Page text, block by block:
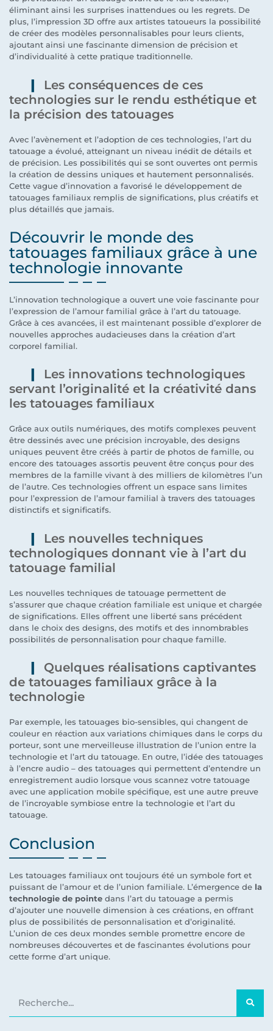
éliminant ainsi les surprises inattendues ou les regrets. De
plus, l’impression 3D offre aux artistes tatoueurs la possibilité
de créer des modèles personnalisables pour leurs clients,
ajoutant ainsi une fascinante dimension de précision et
d’individualité à cette pratique traditionnelle.
Les conséquences de ces
technologies sur le rendu esthétique et
la précision des tatouages
Avec l’avènement et l’adoption de ces technologies, l’art du
tatouage a évolué, atteignant un niveau inédit de détails et
de précision. Les possibilités qui se sont ouvertes ont permis
la création de dessins uniques et hautement personnalisés.
Cette vague d’innovation a favorisé le développement de
tatouages familiaux remplis de significations, plus créatifs et
plus détaillés que jamais.
Découvrir le monde des
tatouages familiaux grâce à une
technologie innovante
L’innovation technologique a ouvert une voie fascinante pour
l’expression de l’amour familial grâce à l’art du tatouage.
Grâce à ces avancées, il est maintenant possible d’explorer de
nouvelles approches audacieuses dans la création d’art
corporel familial.
Les innovations technologiques
servant l’originalité et la créativité dans
les tatouages familiaux
Grâce aux outils numériques, des motifs complexes peuvent
être dessinés avec une précision incroyable, des designs
uniques peuvent être créés à partir de photos de famille, ou
encore des tatouages assortis peuvent être conçus pour des
membres de la famille vivant à des milliers de kilomètres l’un
de l’autre. Ces technologies offrent un espace sans limites
pour l’expression de l’amour familial à travers des tatouages
distinctifs et significatifs.
Les nouvelles techniques
technologiques donnant vie à l’art du
tatouage familial
Les nouvelles techniques de tatouage permettent de
s’assurer que chaque création familiale est unique et chargée
de significations. Elles offrent une liberté sans précédent
dans le choix des designs, des motifs et des innombrables
possibilités de personnalisation pour chaque famille.
Quelques réalisations captivantes
de tatouages familiaux grâce à la
technologie
Par exemple, les tatouages bio-sensibles, qui changent de
couleur en réaction aux variations chimiques dans le corps du
porteur, sont une merveilleuse illustration de l’union entre la
technologie et l’art du tatouage. En outre, l’idée des tatouages
à l’encre audio – des tatouages qui permettent d’entendre un
enregistrement audio lorsque vous scannez votre tatouage
avec une application mobile spécifique, est une autre preuve
de l’incroyable symbiose entre la technologie et l’art du
tatouage.
Conclusion
Les tatouages familiaux ont toujours été un symbole fort et
puissant de l’amour et de l’union familiale. L’émergence de la
technologie de pointe dans l’art du tatouage a permis
d’ajouter une nouvelle dimension à ces créations, en offrant
plus de possibilités de personnalisation et d’originalité.
L’union de ces deux mondes semble promettre encore de
nombreuses découvertes et de fascinantes évolutions pour
cette forme d’art unique.